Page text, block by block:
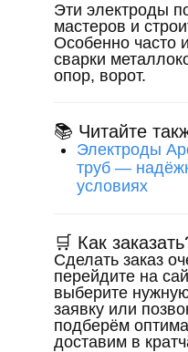
Эти электроды
мастеров и
Особенно часто
сварки
опор, ворот.
📚 Читайте
Электроды
труб —
условиях
🛒 Как
Сделать заказ
перейдите на
выберите
заявку или
подберём
доставим в